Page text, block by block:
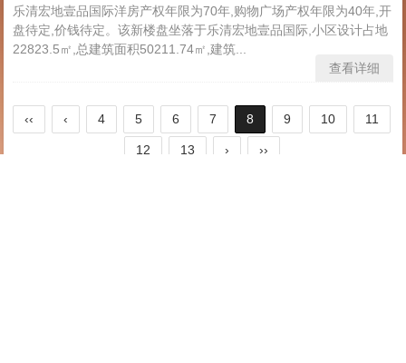
乐清宏地壹品国际洋房产权年限为70年,购物广场产权年限为40年,开
盘待定,价钱待定。该新楼盘坐落于乐清宏地壹品国际,小区设计占地
22823.5㎡,总建筑面积50211.74㎡,建筑...
查看详细
‹‹ ‹ 4 5 6 7 8 9 10 11
12 13 › ››